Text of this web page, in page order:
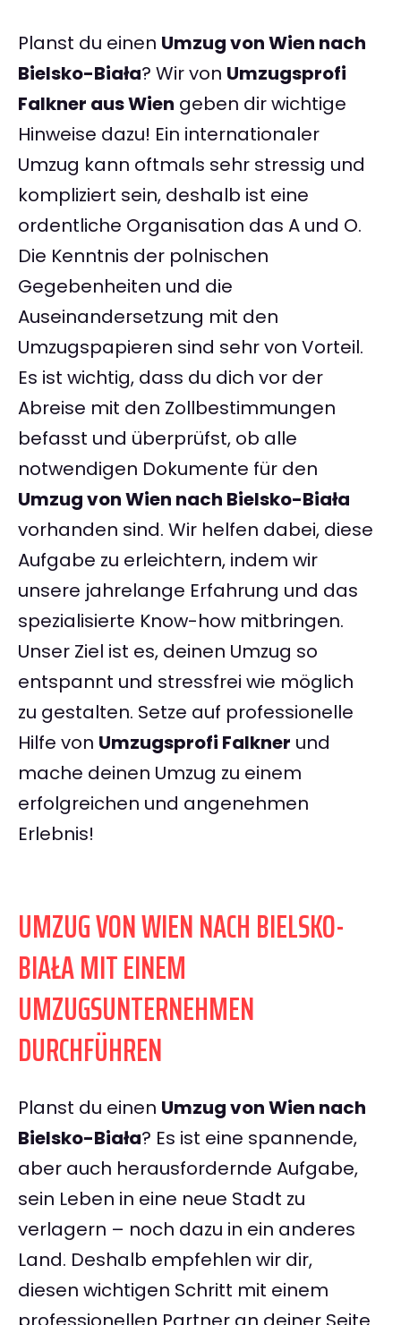
Planst du einen Umzug von Wien nach
Bielsko-Biała? Wir von Umzugsprofi
Falkner aus Wien geben dir wichtige
Hinweise dazu! Ein internationaler
Umzug kann oftmals sehr stressig und
kompliziert sein, deshalb ist eine
ordentliche Organisation das A und O.
Die Kenntnis der polnischen
Gegebenheiten und die
Auseinandersetzung mit den
Umzugspapieren sind sehr von Vorteil.
Es ist wichtig, dass du dich vor der
Abreise mit den Zollbestimmungen
befasst und überprüfst, ob alle
notwendigen Dokumente für den
Umzug von Wien nach Bielsko-Biała
vorhanden sind. Wir helfen dabei, diese
Aufgabe zu erleichtern, indem wir
unsere jahrelange Erfahrung und das
spezialisierte Know-how mitbringen.
Unser Ziel ist es, deinen Umzug so
entspannt und stressfrei wie möglich
zu gestalten. Setze auf professionelle
Hilfe von Umzugsprofi Falkner und
mache deinen Umzug zu einem
erfolgreichen und angenehmen
Erlebnis!
UMZUG VON WIEN NACH BIELSKO-
BIAŁA MIT EINEM
UMZUGSUNTERNEHMEN
DURCHFÜHREN
Planst du einen Umzug von Wien nach
Bielsko-Biała? Es ist eine spannende,
aber auch herausfordernde Aufgabe,
sein Leben in eine neue Stadt zu
verlagern – noch dazu in ein anderes
Land. Deshalb empfehlen wir dir,
diesen wichtigen Schritt mit einem